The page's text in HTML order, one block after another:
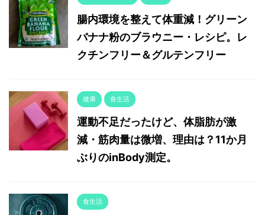
腸内環境を整えて体重減！グリーン
バナナ粉のブラウニー・レシピ。レ
クチンフリー＆グルテンフリー
健康 食生活
運動不足だったけど、体脂肪が激
減・筋肉量は微増、理由は？11か月
ぶりのinBody測定。
食生活